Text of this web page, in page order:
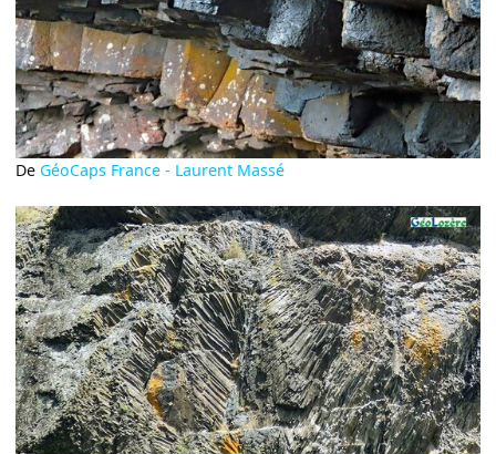
De GéoCaps France - Laurent Massé